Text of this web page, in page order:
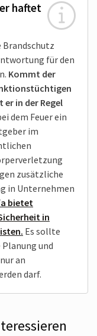
haftet
Brandschutz
für den
Kommt der
in der Regel
dem Feuer ein
im
zusätzliche
in Unter­nehmen
bietet
in
Es sollte
und
an
darf.